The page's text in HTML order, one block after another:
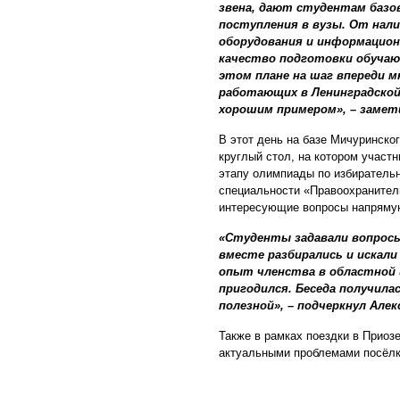
звена, дают студентам
поступления в вузы. От
оборудования и
качество подготовки
этом плане на шаг впереди
работающих в
хорошим примером», –
В этот день на базе
круглый стол, на котором
этапу олимпиады по
специальности
интересующие вопросы
«Студенты задавали
вместе разбирались и
опыт членства в областной
пригодился. Беседа
полезной», – подчеркнул
Также в рамках поездки в
актуальными проблемами